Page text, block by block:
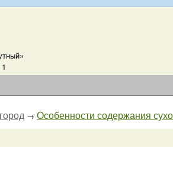
1
→ Особенности содержания